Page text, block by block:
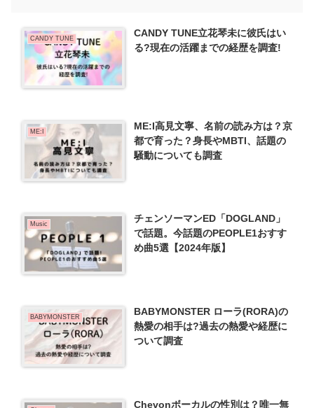
CANDY TUNE
CANDY TUNE立花琴未に彼氏はい
る?現在の活躍までの経歴を調査!
ME:I
ME:I高見文寧、名前の読み方は？京
都で育った？身長やMBTI、話題の
騒動についても調査
Music
チェンソーマンED「DOGLAND」
で話題。今話題のPEOPLE1おすす
め曲5選【2024年版】
BABYMONSTER
BABYMONSTER ローラ(RORA)の
熱愛の相手は?過去の熱愛や経歴に
ついて調査
Chevonボーカルの性別は？唯一無